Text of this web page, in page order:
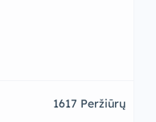
1617 Peržiūrų